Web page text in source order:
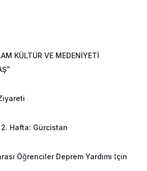
KÜLTÜR VE MEDENİYETİ
Hafta: Gürcistan
Öğrenciler Deprem Yardımı İçin